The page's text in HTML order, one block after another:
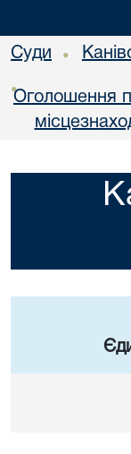
Суди •
•
Оголошення